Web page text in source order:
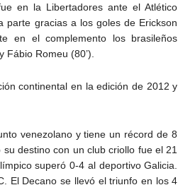
en la Libertadores ante el Atlético
parte gracias a los goles de Erickson
en el complemento los brasileños
Fábio Romeu (80’).
continental en la edición de 2012 y
venezolano y tiene un récord de 8
destino con un club criollo fue el 21
superó 0-4 al deportivo Galicia.
El Decano se llevó el triunfo en los 4